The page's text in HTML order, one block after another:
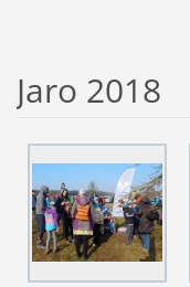
Jaro 2018